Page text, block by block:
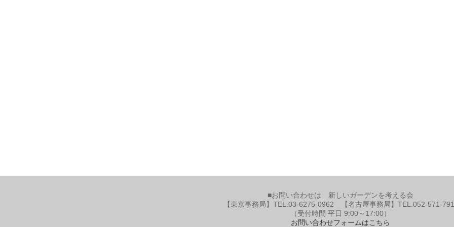
■お問い合わせは 新しいガーデンを考える会
【東京事務局】TEL.03-6275-0962 【名古屋事務局】TEL.052-571-
（受付時間 平日 9:00～17:00）
お問い合わせフォームはこちら